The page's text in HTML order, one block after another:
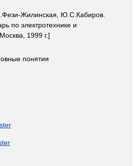
Жилинская, Ю.С.Кабиров.
по электротехнике и
1999 г.]
понятия